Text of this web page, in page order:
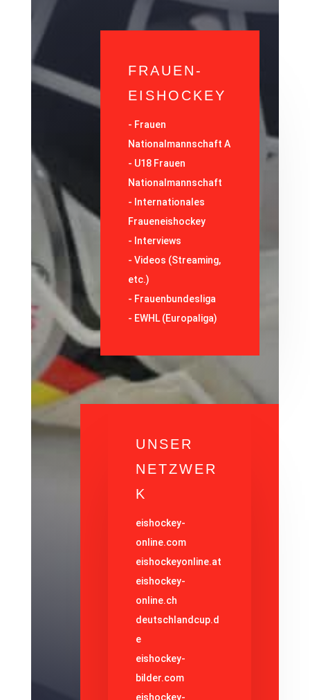
FRAUEN-
EISHOCKEY
- Frauen
Nationalmannschaft A
- U18 Frauen
Nationalmannschaft
- Internationales
Fraueneishockey
- Interviews
-Videos (Streaming,
etc.)
- Frauenbundesliga
- EWHL (Europaliga)
UNSER
NETZWER
K
eishockey-
online.com
eishockeyonline.at
eishockey-
online.ch
deutschlandcup.d
e
eishockey-
bilder.com
eishockey-